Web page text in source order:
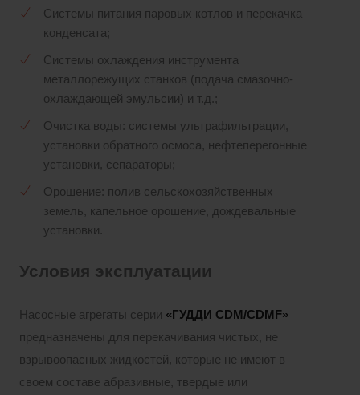
Системы питания паровых котлов и перекачка
конденсата;
Системы охлаждения инструмента
металлорежущих станков (подача смазочно-
охлаждающей эмульсии) и т.д.;
Очистка воды: системы ультрафильтрации,
установки обратного осмоса, нефтеперегонные
установки, сепараторы;
Орошение: полив сельскохозяйственных
земель, капельное орошение, дождевальные
установки.
Условия эксплуатации
Насосные агрегаты серии «ГУДДИ CDM/CDMF»
предназначены для перекачивания чистых, не
взрывоопасных жидкостей, которые не имеют в
своем составе абразивные, твердые или